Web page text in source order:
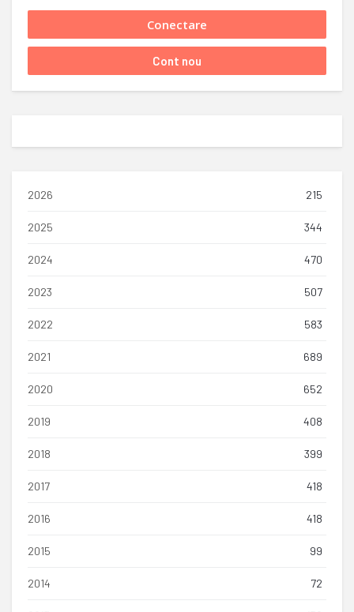
2026 215
2025 344
2024 470
2023 507
2022 583
2021 689
2020 652
2019 408
2018 399
2017 418
2016 418
2015 99
2014 72